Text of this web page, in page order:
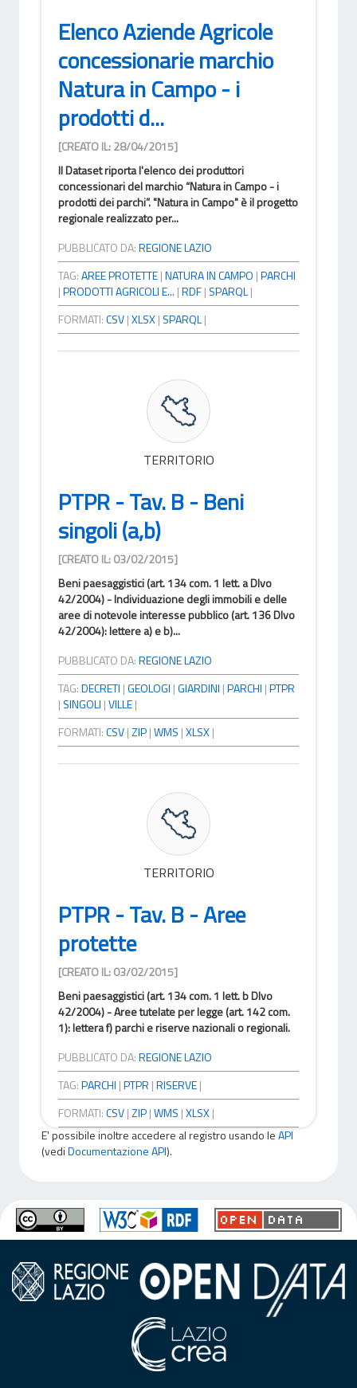
Elenco Aziende Agricole
concessionarie marchio
Natura in Campo - i
prodotti d...
[CREATO IL: 28/04/2015]
Il Dataset riporta l'elenco dei produttori
concessionari del marchio “Natura in Campo - i
prodotti dei parchi”. "Natura in Campo" è il progetto
regionale realizzato per...
PUBBLICATO DA:REGIONE LAZIO
TAG:AREE PROTETTE|NATURA IN CAMPO |PARCHI
|PRODOTTI AGRICOLI E... |RDF| SPARQL|
FORMATI:CSV|XLSX| SPARQL|
TERRITORIO
PTPR - Tav. B - Beni
singoli (a,b)
[CREATO IL: 03/02/2015]
Beni paesaggistici (art. 134 com. 1 lett. a Dlvo
42/2004) - Individuazione degli immobili e delle
aree di notevole interesse pubblico (art. 136 Dlvo
42/2004): lettere a) e b)...
PUBBLICATO DA:REGIONE LAZIO
TAG:DECRETI |GEOLOGI |GIARDINI |PARCHI |PTPR
| SINGOLI |VILLE|
FORMATI:CSV|ZIP|WMS |XLSX|
TERRITORIO
PTPR - Tav. B - Aree
protette
[CREATO IL: 03/02/2015]
Beni paesaggistici (art. 134 com. 1 lett. b Dlvo
42/2004) - Aree tutelate per legge (art. 142 com.
1): lettera f) parchi e riserve nazionali o regionali.
PUBBLICATO DA:REGIONE LAZIO
TAG:PARCHI |PTPR |RISERVE|
FORMATI:CSV|ZIP|WMS |XLSX|
E' possibile inoltre accedere al registro usando leAPI
(vediDocumentazione API).